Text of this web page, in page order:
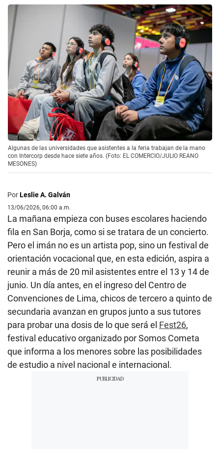
Algunas de las universidades que asistentes a la feria trabajan de la mano
con Intercorp desde hace siete años. (Foto: EL COMERCIO/JULIO REANO
MESONES)
PorLeslie A. Galván
13/06/2026, 06:00 a.m.
La mañana empieza con buses escolares haciendo
fila en San Borja, como si se tratara de un concierto.
Pero el imán no es un artista pop, sino un festival de
orientación vocacional que, en esta edición, aspira a
reunir a más de 20 mil asistentes entre el 13 y 14 de
junio. Un día antes, en el ingreso del Centro de
Convenciones de Lima, chicos de tercero a quinto de
secundaria avanzan en grupos junto a sus tutores
para probar una dosis de lo que será el Fest26,
festival educativo organizado por Somos Cometa
que informa a los menores sobre las posibilidades
de estudio a nivel nacional e internacional.